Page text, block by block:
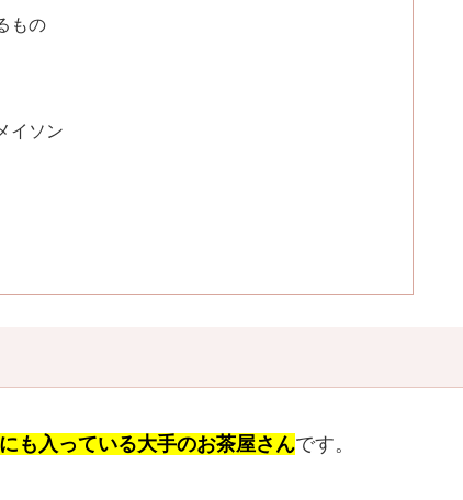
もの
イソン
も入っている大手のお茶屋さんです。